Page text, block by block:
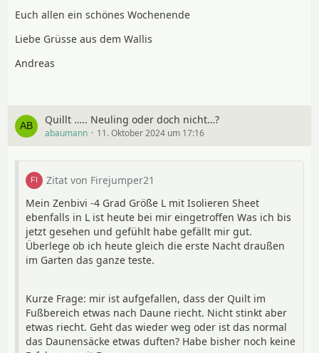
Euch allen ein schönes Wochenende
Liebe Grüsse aus dem Wallis
Andreas
Quillt ….. Neuling oder doch nicht…?
abaumann 11. Oktober 2024 um 17:16
Zitat von Firejumper21
Mein Zenbivi -4 Grad Größe L mit Isolieren Sheet
ebenfalls in L ist heute bei mir eingetroffen Was ich bis
jetzt gesehen und gefühlt habe gefällt mir gut.
Überlege ob ich heute gleich die erste Nacht draußen
im Garten das ganze teste.
Kurze Frage: mir ist aufgefallen, dass der Quilt im
Fußbereich etwas nach Daune riecht. Nicht stinkt aber
etwas riecht. Geht das wieder weg oder ist das normal
das Daunensäcke etwas duften? Habe bisher noch keine